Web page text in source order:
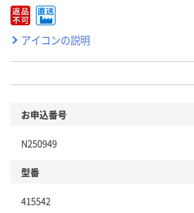
アイコンの説明
お申込番号
N250949
型番
415542